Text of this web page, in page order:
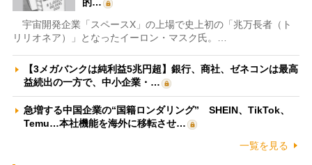
的…
宇宙開発企業「スペースX」の上場で史上初の「兆万長者（ト
リリオネア）」となったイーロン・マスク氏。…
【3メガバンクは純利益5兆円超】銀行、商社、ゼネコンは最高
益続出の一方で、中小企業・…
急増する中国企業の“国籍ロンダリング” SHEIN、TikTok、
Temu…本社機能を海外に移転させ…
一覧を見る